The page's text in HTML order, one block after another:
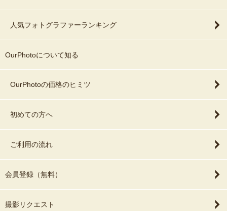
人気フォトグラファーランキング
OurPhotoについて知る
OurPhotoの価格のヒミツ
初めての方へ
ご利用の流れ
会員登録（無料）
撮影リクエスト